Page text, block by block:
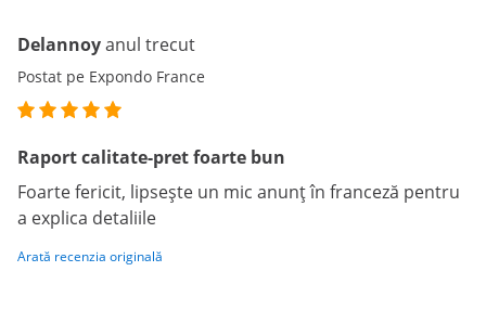
Delannoyanul trecut
Postat pe Expondo France
Raport calitate-pret foarte bun
Foarte fericit, lipsește un mic anunț în franceză pentru
a explica detaliile
Arată recenzia originală